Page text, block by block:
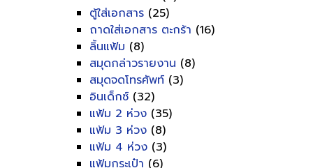
ตู้ใส่เอกสาร (25)
ถาดใส่เอกสาร ตะกร้า (16)
ลิ้นแฟ้ม (8)
สมุดกล่าวรายงาน (8)
สมุดจดโทรศัพท์ (3)
อินเด็กซ์ (32)
แฟ้ม 2 ห่วง (35)
แฟ้ม 3 ห่วง (8)
แฟ้ม 4 ห่วง (3)
แฟ้มกระเป๋า (6)